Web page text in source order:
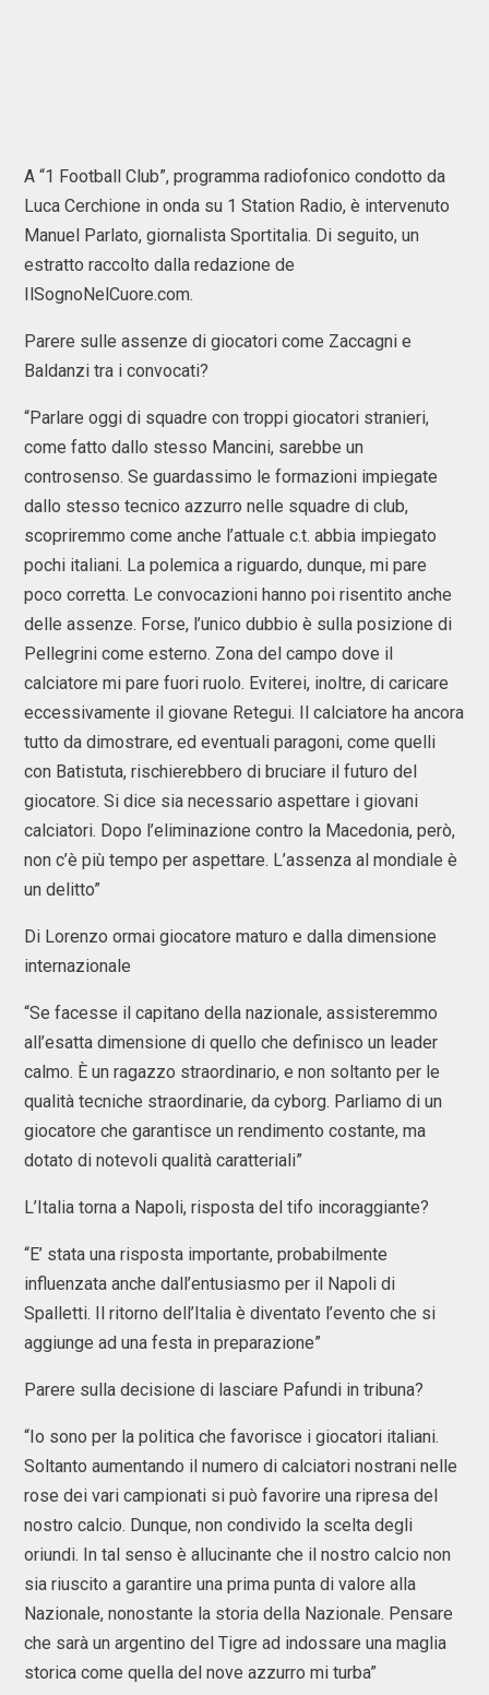
A “1 Football Club”, programma radiofonico condotto da
Luca Cerchione in onda su 1 Station Radio, è intervenuto
Manuel Parlato, giornalista Sportitalia. Di seguito, un
estratto raccolto dalla redazione de
IlSognoNelCuore.com.
Parere sulle assenze di giocatori come Zaccagni e
Baldanzi tra i convocati?
“Parlare oggi di squadre con troppi giocatori stranieri,
come fatto dallo stesso Mancini, sarebbe un
controsenso. Se guardassimo le formazioni impiegate
dallo stesso tecnico azzurro nelle squadre di club,
scopriremmo come anche l’attuale c.t. abbia impiegato
pochi italiani. La polemica a riguardo, dunque, mi pare
poco corretta. Le convocazioni hanno poi risentito anche
delle assenze. Forse, l’unico dubbio è sulla posizione di
Pellegrini come esterno. Zona del campo dove il
calciatore mi pare fuori ruolo. Eviterei, inoltre, di caricare
eccessivamente il giovane Retegui. Il calciatore ha ancora
tutto da dimostrare, ed eventuali paragoni, come quelli
con Batistuta, rischierebbero di bruciare il futuro del
giocatore. Si dice sia necessario aspettare i giovani
calciatori. Dopo l’eliminazione contro la Macedonia, però,
non c’è più tempo per aspettare. L’assenza al mondiale è
un delitto”
Di Lorenzo ormai giocatore maturo e dalla dimensione
internazionale
“Se facesse il capitano della nazionale, assisteremmo
all’esatta dimensione di quello che definisco un leader
calmo. È un ragazzo straordinario, e non soltanto per le
qualità tecniche straordinarie, da cyborg. Parliamo di un
giocatore che garantisce un rendimento costante, ma
dotato di notevoli qualità caratteriali”
L’Italia torna a Napoli, risposta del tifo incoraggiante?
“E’ stata una risposta importante, probabilmente
influenzata anche dall’entusiasmo per il Napoli di
Spalletti. Il ritorno dell’Italia è diventato l’evento che si
aggiunge ad una festa in preparazione”
Parere sulla decisione di lasciare Pafundi in tribuna?
“Io sono per la politica che favorisce i giocatori italiani.
Soltanto aumentando il numero di calciatori nostrani nelle
rose dei vari campionati si può favorire una ripresa del
nostro calcio. Dunque, non condivido la scelta degli
oriundi. In tal senso è allucinante che il nostro calcio non
sia riuscito a garantire una prima punta di valore alla
Nazionale, nonostante la storia della Nazionale. Pensare
che sarà un argentino del Tigre ad indossare una maglia
storica come quella del nove azzurro mi turba”